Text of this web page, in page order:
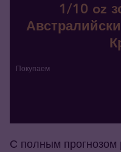
1/10 oz
Покупаем
С полным прогнозом